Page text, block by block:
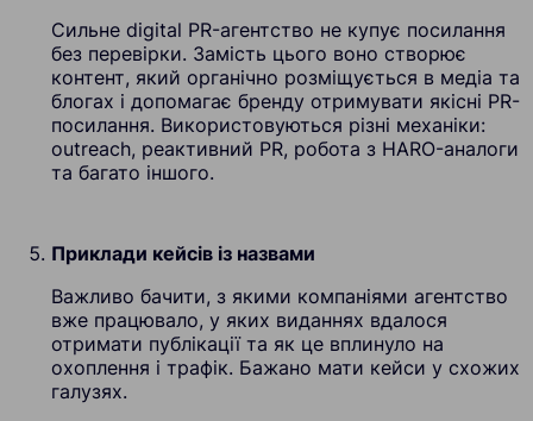
Сильне digital PR-агентство не купує посилання
без перевірки. Замість цього воно створює
контент, який органічно розміщується в медіа та
блогах і допомагає бренду отримувати якісні PR-
посилання. Використовуються різні механіки:
outreach, реактивний PR, робота з HARO-аналоги
та багато іншого.
Приклади кейсів із назвами
Важливо бачити, з якими компаніями агентство
вже працювало, у яких виданнях вдалося
отримати публікації та як це вплинуло на
охоплення і трафік. Бажано мати кейси у схожих
галузях.